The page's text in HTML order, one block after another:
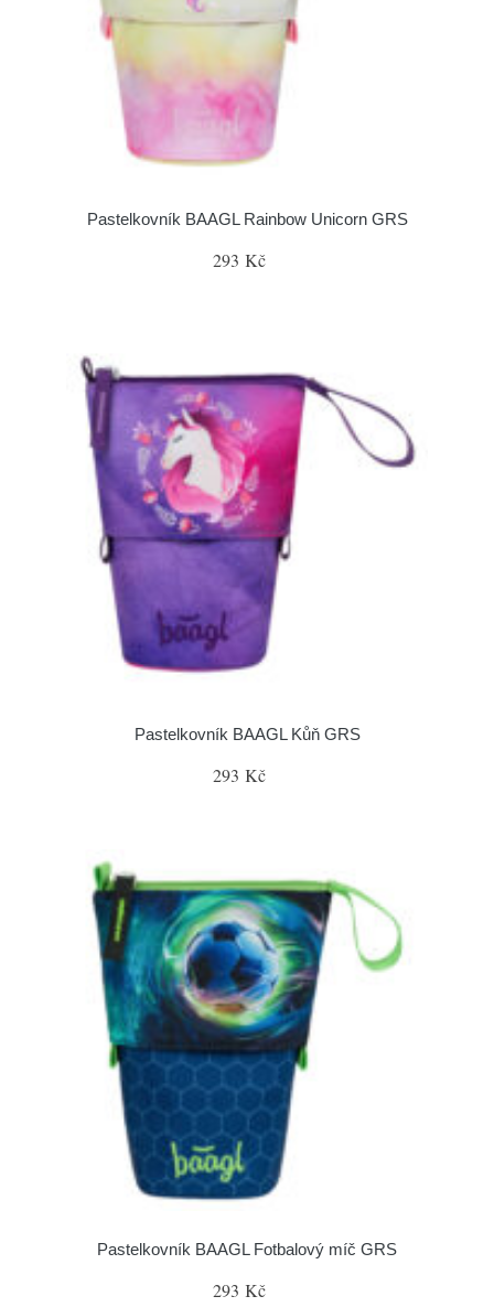
Pastelkovník BAAGL Rainbow Unicorn GRS
293 Kč
Pastelkovník BAAGL Kůň GRS
293 Kč
Pastelkovník BAAGL Fotbalový míč GRS
293 Kč